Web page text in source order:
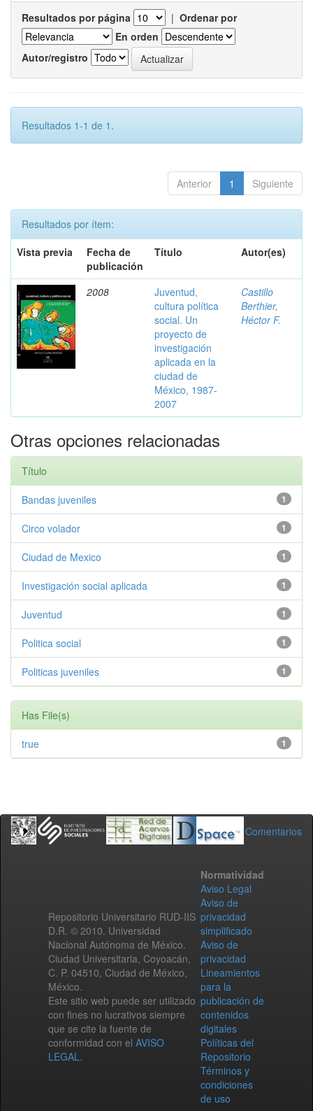
Resultados por página | Ordenar por
En orden
Autor/registro
Resultados 1-1 de 1.
Anterior 1 Siguiente
Resultados por ítem:
Vista previa
Fecha de
publicación
Título Autor(es)
2008
Juventud,
cultura política
social. Un
proyecto de
investigación
aplicada en la
ciudad de
México, 1987-
2007
Castillo
Berthier,
Héctor F.
Otras opciones relacionadas
Título
1
Bandas juveniles
1
Circo volador
1
Ciudad de Mexico
1
Investigación social aplicada
1
Juventud
1
Politica social
1
Politicas juveniles
Has File(s)
1
true
Comentarios
Repositorio Universitario RUD-IIS
D.R. © 2010. Universidad
Nacional Autónoma de México.
Ciudad Universitaria, Coyoacán,
C. P. 04510, Ciudad de México,
México.
Este sitio web puede ser utilizado
con fines no lucrativos siempre
que se cite la fuente de
conformidad con el AVISO
LEGAL.
Normatividad
Aviso Legal
Aviso de
privacidad
simplificado
Aviso de
privacidad
Lineamientos
para la
publicación de
contenidos
digitales
Políticas del
Repositorio
Términos y
condiciones
de uso